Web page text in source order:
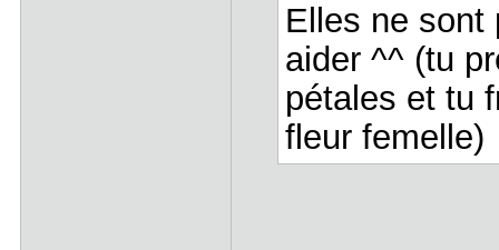
Elles ne sont
aider ^^ (tu
pétales et tu
fleur femelle)